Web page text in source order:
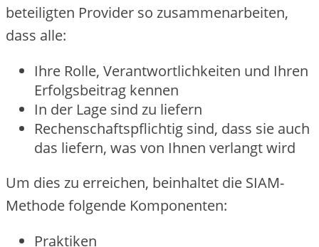
beteiligten Provider so zusammenarbeiten,
dass alle:
Ihre Rolle, Verantwortlichkeiten und Ihren
Erfolgsbeitrag kennen
In der Lage sind zu liefern
Rechenschaftspflichtig sind, dass sie auch
das liefern, was von Ihnen verlangt wird
Um dies zu erreichen, beinhaltet die SIAM-
Methode folgende Komponenten:
Praktiken